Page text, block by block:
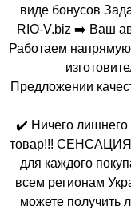
виде бонусов
RIO-V.biz ➡️ Ваш
Работаем
Предложении
✔️ Ничего лишнего
товар!!! СЕНСАЦИЯ
для каждого
всем регионам
можете получить